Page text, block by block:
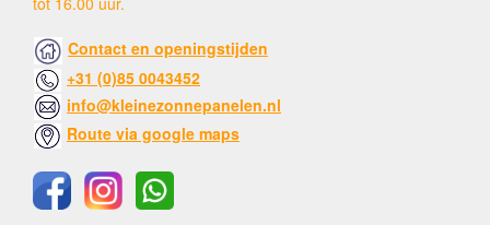
Contact en openingstijden
+31 (0)85 0043452
info@kleinezonnepanelen.nl
Route via google maps